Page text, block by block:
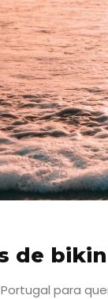
de
para